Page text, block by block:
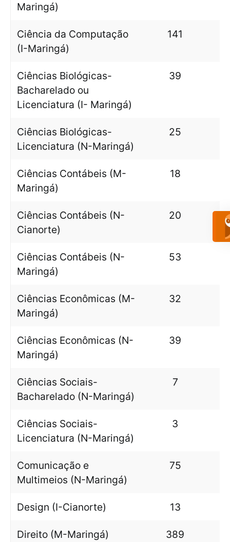
Maringá)
Ciência da Computação
(I-Maringá)
141
Ciências Biológicas-
Bacharelado ou
Licenciatura (I- Maringá)
39
Ciências Biológicas-
Licenciatura (N-Maringá)
25
Ciências Contábeis (M-
Maringá)
18
Ciências Contábeis (N-
Cianorte)
20
Ciências Contábeis (N-
Maringá)
53
Ciências Econômicas (M-
Maringá)
32
Ciências Econômicas (N-
Maringá)
39
Ciências Sociais-
Bacharelado (N-Maringá)
7
Ciências Sociais-
Licenciatura (N-Maringá)
3
Comunicação e
Multimeios (N-Maringá)
75
Design (I-Cianorte) 13
Direito (M-Maringá) 389